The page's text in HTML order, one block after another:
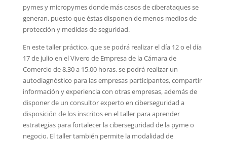
pymes y micropymes donde más casos de ciberataques se
generan, puesto que éstas disponen de menos medios de
protección y medidas de seguridad.
En este taller práctico, que se podrá realizar el día 12 o el día
17 de julio en el Vivero de Empresa de la Cámara de
Comercio de 8.30 a 15.00 horas, se podrá realizar un
autodiagnóstico para las empresas participantes, compartir
información y experiencia con otras empresas, además de
disponer de un consultor experto en ciberseguridad a
disposición de los inscritos en el taller para aprender
estrategias para fortalecer la ciberseguridad de la pyme o
negocio. El taller también permite la modalidad de